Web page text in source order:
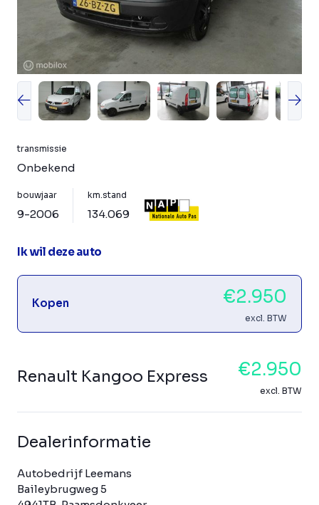
transmissie
Onbekend
bouwjaar
9-2006
km.stand
134.069
Ik wil deze auto
Kopen €2.950
excl. BTW
Renault Kangoo Express €2.950
excl. BTW
Dealerinformatie
Autobedrijf Leemans
Baileybrugweg 5